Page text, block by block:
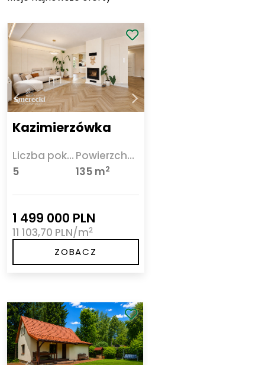
Kazimierzówka
Liczba pokoi
5
Powierzchnia
135 m2
1 499 000 PLN
11 103,70 PLN/m2
ZOBACZ